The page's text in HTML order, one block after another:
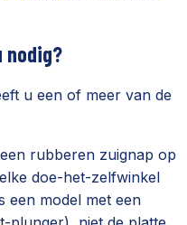
nodig?
u een of meer van de
rubberen zuignap op
doe-het-zelfwinkel
een model met een